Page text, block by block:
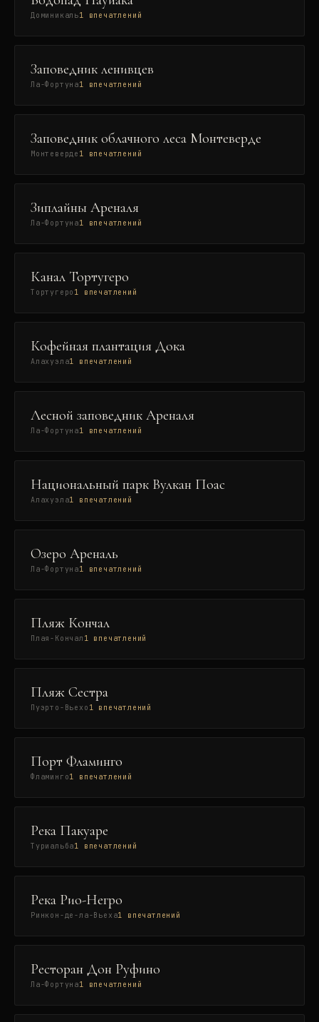
Доминикаль1 впечатлений
Заповедник ленивцев
Ла-Фортуна1 впечатлений
Заповедник облачного леса Монтеверде
Монтеверде 1 впечатлений
Зиплайны Ареналя
Ла-Фортуна1 впечатлений
Канал Тортугеро
Тортугеро 1 впечатлений
Кофейная плантация Дока
Алахуэла1 впечатлений
Лесной заповедник Ареналя
Ла-Фортуна1 впечатлений
Национальный парк Вулкан Поас
Алахуэла1 впечатлений
Озеро Ареналь
Ла-Фортуна1 впечатлений
Пляж Кончал
Плая-Кончал 1 впечатлений
Пляж Сестра
Пуэрто-Вьехо 1 впечатлений
Порт Фламинго
Фламинго1 впечатлений
Река Пакуаре
Туриальба1 впечатлений
Река Рио-Негро
Ринкон-де-ла-Вьеха1 впечатлений
Ресторан Дон Руфино
Ла-Фортуна1 впечатлений